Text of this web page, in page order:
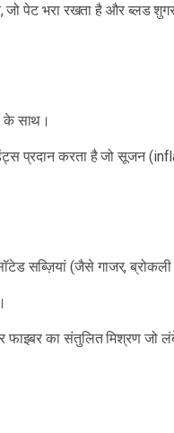
जो पेट भरा रखता है और ब्लड
के साथ।
प्रदान करता है जो सूजन
सब्ज़ियां (जैसे गाजर, ब्रोकली
फाइबर का संतुलित मिश्रण जो